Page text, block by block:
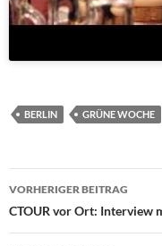
BERLIN GRÜNE WOCHE
VORHERIGER BEITRAG
CTOUR vor Ort: Interview